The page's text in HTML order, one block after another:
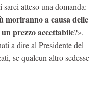
atteso una domanda:
moriranno a causa delle
prezzo accettabile?».
a dire al Presidente del
se qualcun altro sedesse